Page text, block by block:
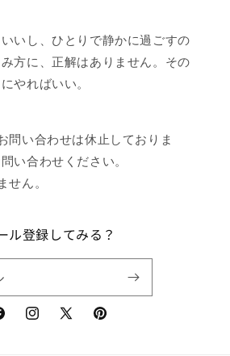
いし、ひとりで静かに過ごすの
方に、正解はありません。その
やればいい。
問い合わせは休止しておりま
い合わせください。
せん。
ル登録してみる？
Instagram
X
Pinterest